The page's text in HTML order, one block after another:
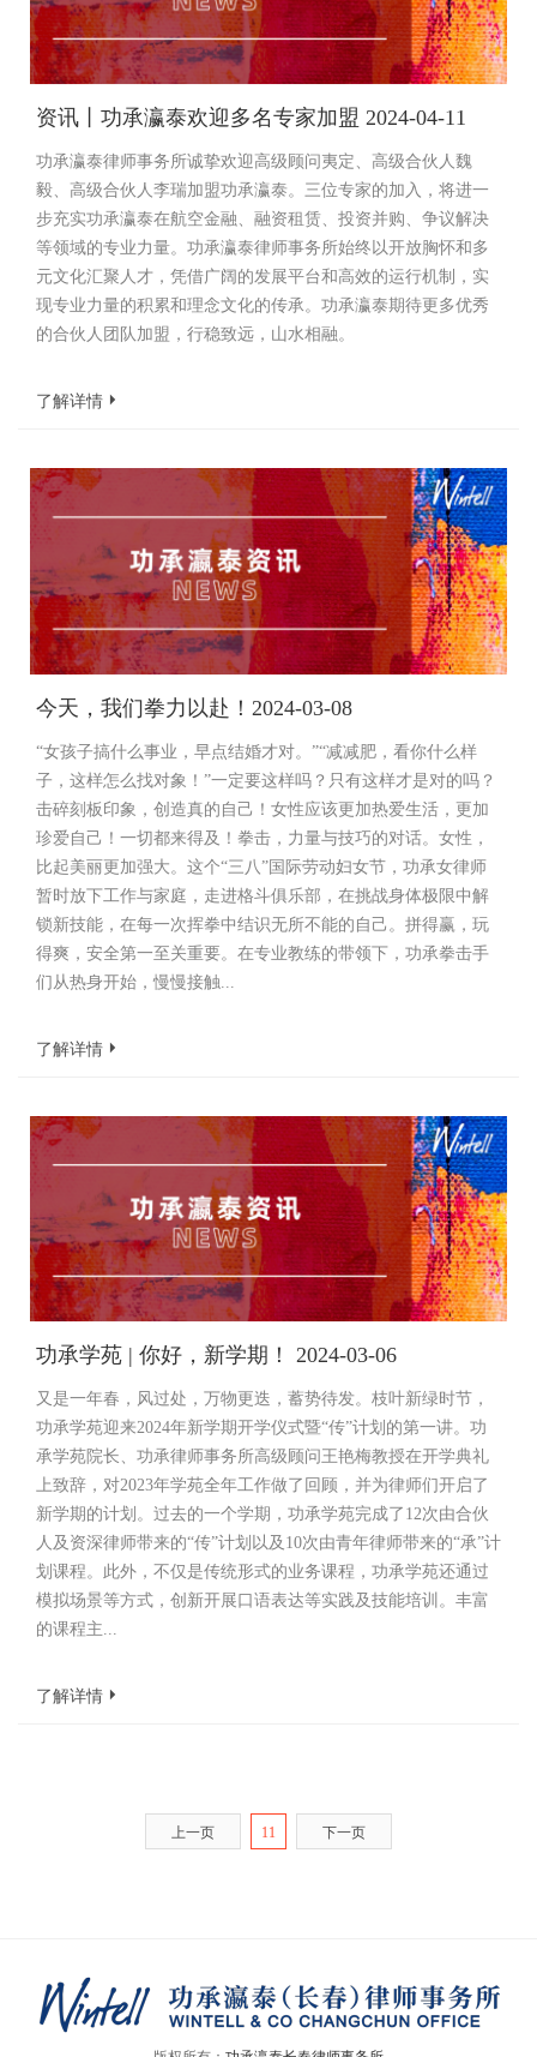
资讯丨功承瀛泰欢迎多名专家加盟 2024-04-11
功承瀛泰律师事务所诚挚欢迎高级顾问夷定、高级合伙人魏
毅、高级合伙人李瑞加盟功承瀛泰。三位专家的加入，将进一
步充实功承瀛泰在航空金融、融资租赁、投资并购、争议解决
等领域的专业力量。功承瀛泰律师事务所始终以开放胸怀和多
元文化汇聚人才，凭借广阔的发展平台和高效的运行机制，实
现专业力量的积累和理念文化的传承。功承瀛泰期待更多优秀
的合伙人团队加盟，行稳致远，山水相融。
了解详情
今天，我们拳力以赴！2024-03-08
“女孩子搞什么事业，早点结婚才对。”“减减肥，看你什么样
子，这样怎么找对象！”一定要这样吗？只有这样才是对的吗？
击碎刻板印象，创造真的自己！女性应该更加热爱生活，更加
珍爱自己！一切都来得及！拳击，力量与技巧的对话。女性，
比起美丽更加强大。这个“三八”国际劳动妇女节，功承女律师
暂时放下工作与家庭，走进格斗俱乐部，在挑战身体极限中解
锁新技能，在每一次挥拳中结识无所不能的自己。拼得赢，玩
得爽，安全第一至关重要。在专业教练的带领下，功承拳击手
们从热身开始，慢慢接触...
了解详情
功承学苑 | 你好，新学期！ 2024-03-06
又是一年春，风过处，万物更迭，蓄势待发。枝叶新绿时节，
功承学苑迎来2024年新学期开学仪式暨“传”计划的第一讲。功
承学苑院长、功承律师事务所高级顾问王艳梅教授在开学典礼
上致辞，对2023年学苑全年工作做了回顾，并为律师们开启了
新学期的计划。过去的一个学期，功承学苑完成了12次由合伙
人及资深律师带来的“传”计划以及10次由青年律师带来的“承”计
划课程。此外，不仅是传统形式的业务课程，功承学苑还通过
模拟场景等方式，创新开展口语表达等实践及技能培训。丰富
的课程主...
了解详情
上一页 11 下一页